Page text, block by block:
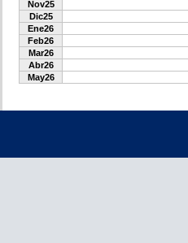
Nov25
Dic25
Ene26
Feb26
Mar26
Abr26
May26